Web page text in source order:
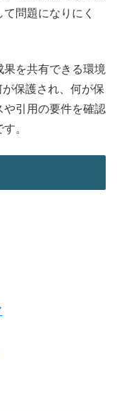
問題になりにく
を共有できる環境
保護され、何が保
や引用の要件を確認
。